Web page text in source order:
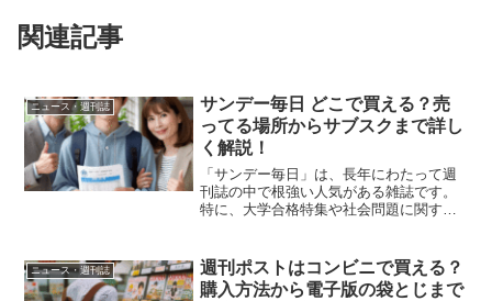
関連記事
ニュース・週刊誌
サンデー毎日 どこで買える？売
ってる場所からサブスクまで詳し
く解説！
「サンデー毎日」は、長年にわたって週
刊誌の中で根強い人気がある雑誌です。
特に、大学合格特集や社会問題に関する
購入するのが難しいと感じる方も多いの
ではないでしょうか。そこ...
ニュース・週刊誌
週刊ポストはコンビニで買える？
購入方法から電子版の袋とじまで